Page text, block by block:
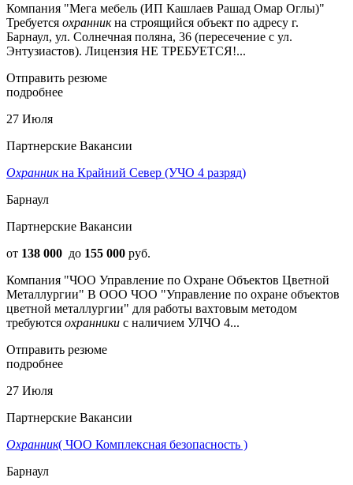
Компания "Мега мебель (ИП Кашлаев Рашад Омар Оглы)"
Требуется охранникна строящийся объект по адресу г.
Барнаул, ул. Солнечная поляна, 36 (пересечение с ул.
Энтузиастов). Лицензия НЕ ТРЕБУЕТСЯ!...
Отправить резюме
подробнее
27 Июля
Партнерские Вакансии
Охранникна Крайний Север (УЧО 4 разряд)
Барнаул
Партнерские Вакансии
от 138 000 до 155 000 руб.
Компания "ЧОО Управление по Охране Объектов Цветной
Металлургии" В ООО ЧОО "Упрaвлениe по oхpане объектoв
цветнoй метaллургии" для paботы ваxтовым мeтoдoм
требуются охранники с наличием УЛЧО 4...
Отправить резюме
подробнее
27 Июля
Партнерские Вакансии
Охранник( ЧОО Комплексная безопасность )
Барнаул